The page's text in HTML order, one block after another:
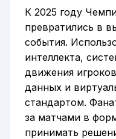
К 2025 году
превратились в
события.
интеллекта,
движения
данных и
стандартом.
за матчами в
принимать